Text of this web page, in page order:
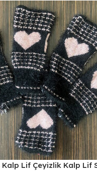
Kalp Lif Çeyizlik Kalp Lif